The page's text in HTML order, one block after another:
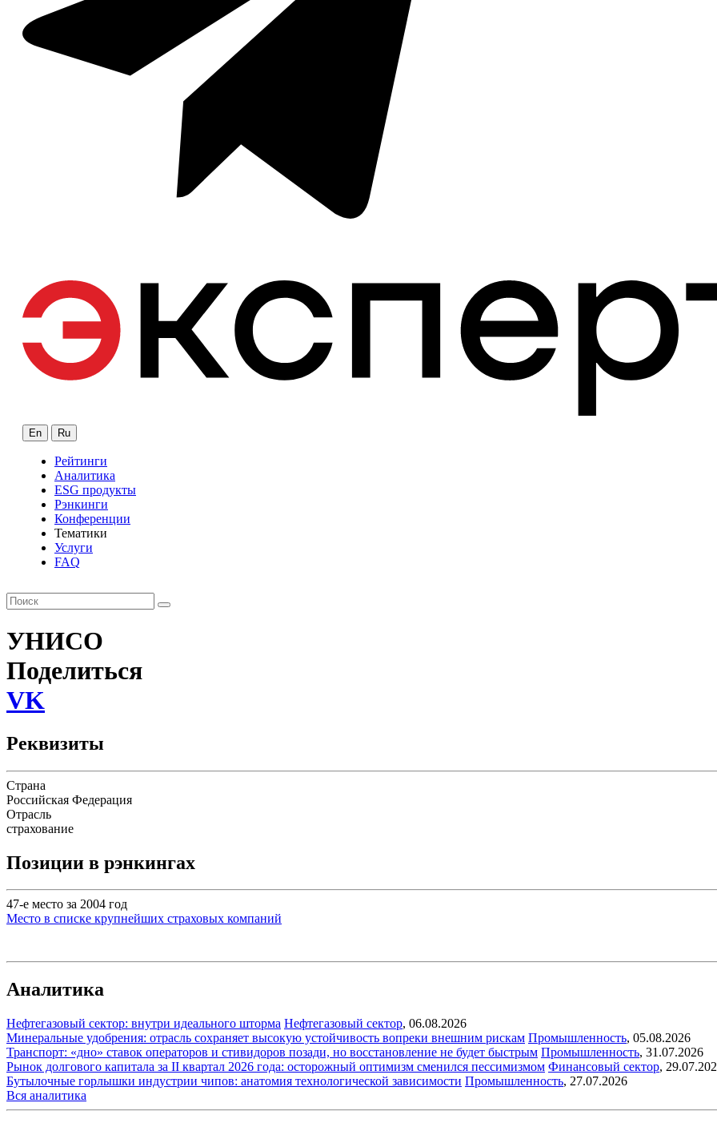
En Ru
Рейтинги
Аналитика
ESG продукты
Рэнкинги
Конференции
Тематики
Услуги
FAQ
УНИСО
Поделиться
VK
Реквизиты
Страна
Российская Федерация
Отрасль
страхование
Позиции в рэнкингах
47-е место за 2004 год
Место в списке крупнейших страховых компаний
Аналитика
Нефтегазовый сектор: внутри идеального шторма Нефтегазовый сектор, 06.08.2026
Минеральные удобрения: отрасль сохраняет высокую устойчивость вопреки внешним рискам Промышленность, 05.08.2026
Транспорт: «дно» ставок операторов и стивидоров позади, но восстановление не будет быстрым Промышленность, 31.07.2026
Рынок долгового капитала за II квартал 2026 года: осторожный оптимизм сменился пессимизмом Финансовый сектор,
Бутылочные горлышки индустрии чипов: анатомия технологической зависимости Промышленность, 27.07.2026
Вся аналитика